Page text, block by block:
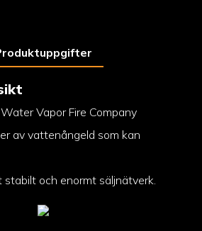
Vapor Fire Company
av vattenångeld som kan
och enormt säljnätverk.